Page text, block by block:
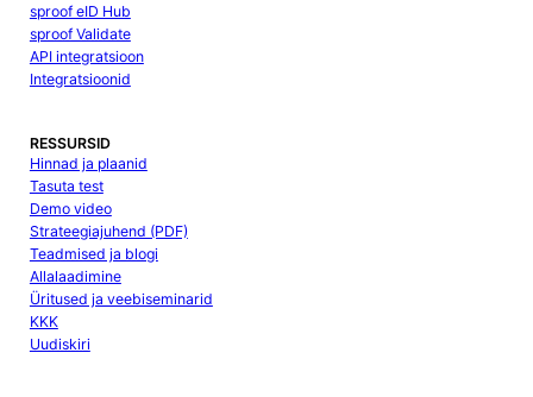
sproof eID Hub
sproof Validate
API integratsioon
Integratsioonid
RESSURSID
Hinnad ja plaanid
Tasuta test
Demo video
Strateegiajuhend (PDF)
Teadmised ja blogi
Allalaadimine
Üritused ja veebiseminarid
KKK
Uudiskiri